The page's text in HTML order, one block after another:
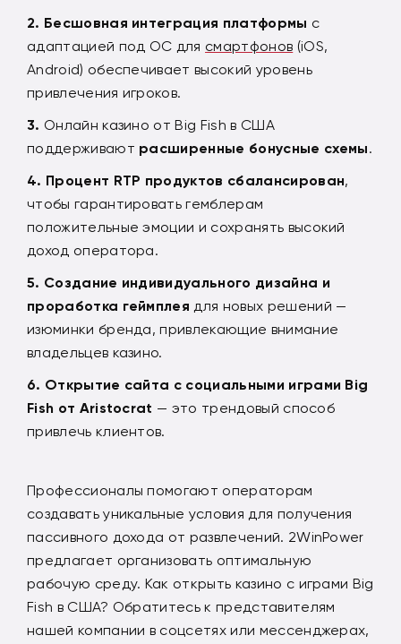
Бесшовная интеграция платформы с
адаптацией под ОС для смартфонов (iOS,
Android) обеспечивает высокий уровень
привлечения игроков.
Онлайн казино от Big Fish в США
поддерживают расширенные бонусные схемы.
Процент RTP продуктов сбалансирован,
чтобы гарантировать гемблерам
положительные эмоции и сохранять высокий
доход оператора.
Создание индивидуального дизайна и
проработка геймплея для новых решений —
изюминки бренда, привлекающие внимание
владельцев казино.
Открытие сайта с социальными играми Big
Fish от Aristocrat — это трендовый способ
привлечь клиентов.
Профессионалы помогают операторам
создавать уникальные условия для получения
пассивного дохода от развлечений. 2WinPower
предлагает организовать оптимальную
рабочую среду. Как открыть казино с играми Big
Fish в США? Обратитесь к представителям
нашей компании в соцсетях или мессенджерах,